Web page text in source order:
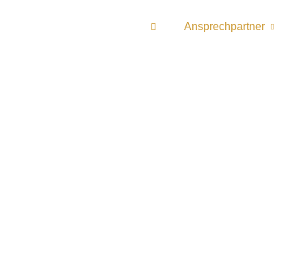
Ansprechpartner